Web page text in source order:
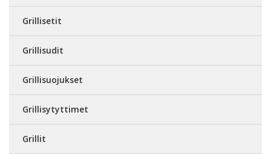
Grillisetit
Grillisudit
Grillisuojukset
Grillisytyttimet
Grillit